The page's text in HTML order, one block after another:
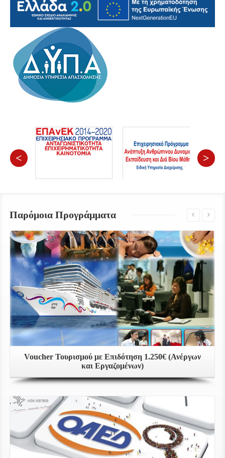
< >
Παρόμοια Προγράμματα
Voucher Τουρισμού με Επιδότηση 1.250€ (Ανέργων
και Εργαζομένων)